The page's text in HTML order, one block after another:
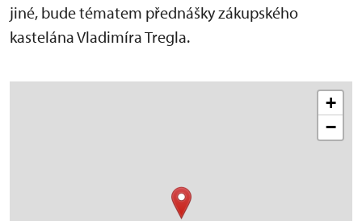
jiné, bude tématem přednášky zákupského
kastelána Vladimíra Tregla.
+
−